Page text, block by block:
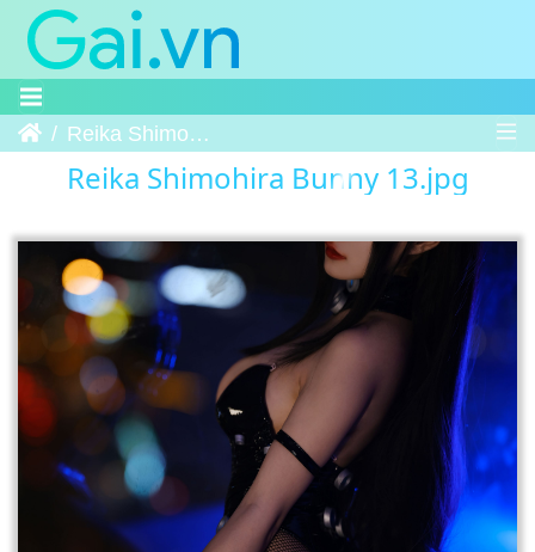
Trang chủReika Shimohira Bunny 13
Reika Shimohira Bunny 13.jpg